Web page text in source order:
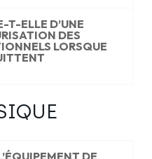
T-ELLE D’UNE
DES
LORSQUE
DE